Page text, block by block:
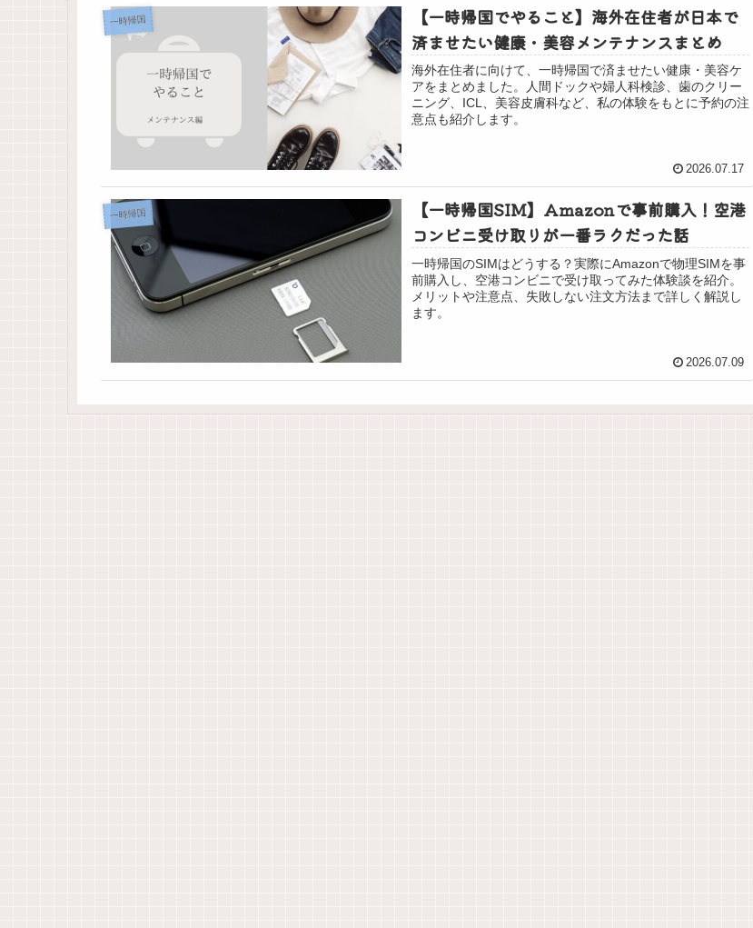
一時帰国
【一時帰国でやること】海外在住者が日本で
済ませたい健康・美容メンテナンスまとめ
海外在住者に向けて、一時帰国で済ませたい健康・美容ケ
アをまとめました。人間ドックや婦人科検診、歯のクリー
ニング、ICL、美容皮膚科など、私の体験をもとに予約の注
意点も紹介します。
2026.07.17
一時帰国
【一時帰国SIM】Amazonで事前購入！空港
コンビニ受け取りが一番ラクだった話
一時帰国のSIMはどうする？実際にAmazonで物理SIMを事
前購入し、空港コンビニで受け取ってみた体験談を紹介。
メリットや注意点、失敗しない注文方法まで詳しく解説し
ます。
2026.07.09